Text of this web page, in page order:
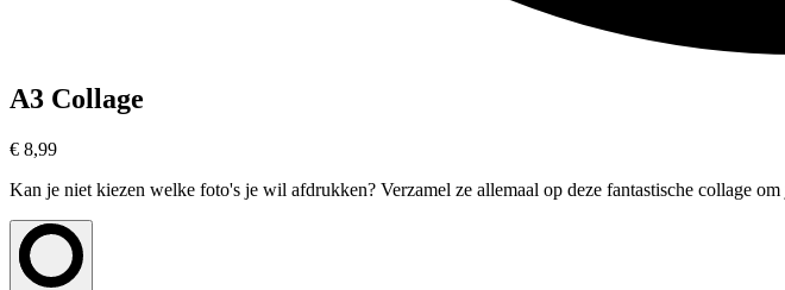
A3 Collage
€ 8,99
Kan je niet kiezen welke foto's je wil afdrukken? Verzamel ze allemaal op deze fantastische collage